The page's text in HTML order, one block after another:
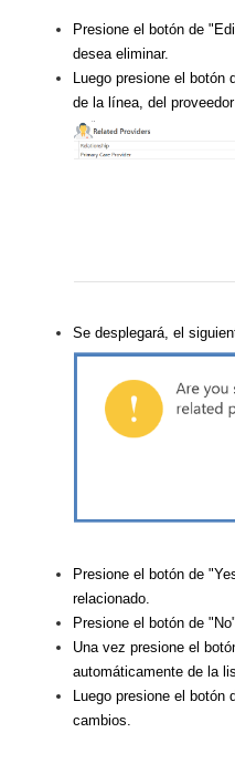
Presione el botón de
desea eliminar.
Luego presione el botón
de la línea, del
Se desplegará, el
Presione el botón de
relacionado.
Presione el botón de
Una vez presione el
automáticamente de la
Luego presione el botón
cambios.